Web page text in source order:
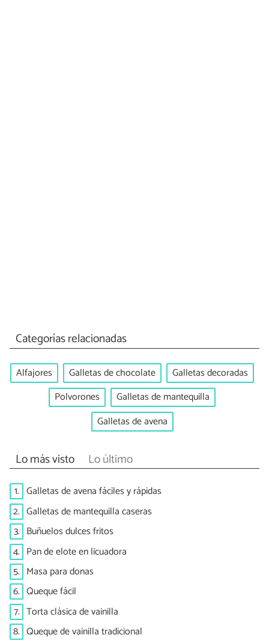
Categorías relacionadas
Alfajores Galletas de chocolate
Galletas decoradas
Polvorones
Galletas de mantequilla
Galletas de avena
Lo más visto Lo último
1. Galletas de avena fáciles y rápidas
2. Galletas de mantequilla caseras
3. Buñuelos dulces fritos
4. Pan de elote en licuadora
5. Masa para donas
6. Queque fácil
7. Torta clásica de vainilla
8. Queque de vainilla tradicional